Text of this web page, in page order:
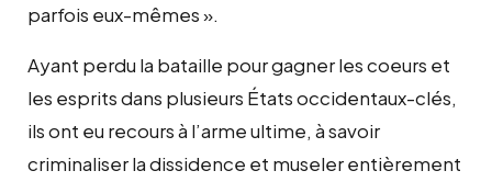
parfois eux-mêmes ».
Ayant perdu la bataille pour gagner les coeurs et
les esprits dans plusieurs États occidentaux-clés,
ils ont eu recours à l’arme ultime, à savoir
criminaliser la dissidence et museler entièrement